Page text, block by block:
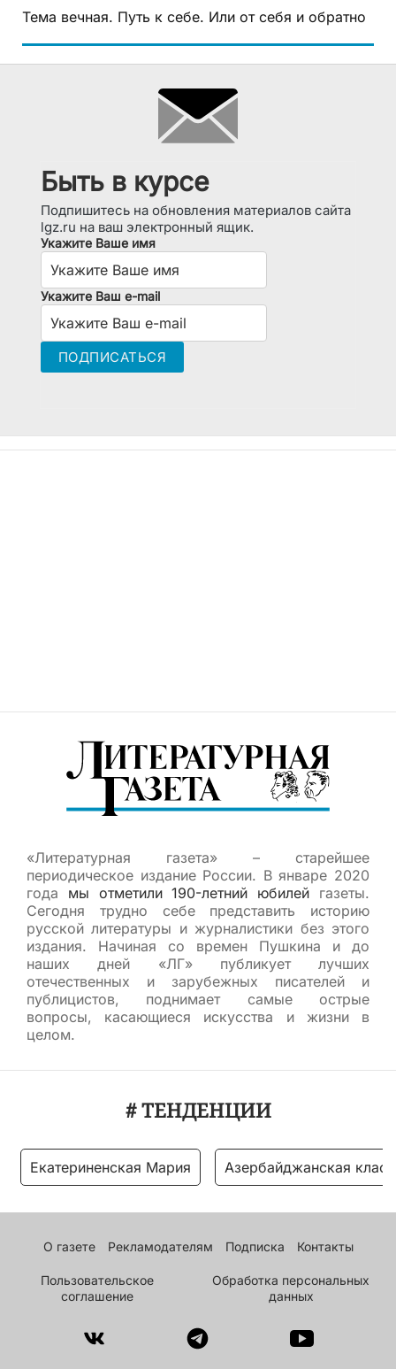
Тема вечная. Путь к себе. Или от себя и обратно
Быть в курсе
Подпишитесь на обновления материалов сайта
lgz.ru на ваш электронный ящик.
Укажите Ваше имя
Укажите Ваш e-mail
«Литературная газета» – старейшее
периодическое издание России. В январе 2020
года мы отметили 190-летний юбилей газеты.
Сегодня трудно себе представить историю
русской литературы и журналистики без этого
издания. Начиная со времен Пушкина и до
наших дней «ЛГ» публикует лучших
отечественных и зарубежных писателей и
публицистов, поднимает самые острые
вопросы, касающиеся искусства и жизни в
целом.
# ТЕНДЕНЦИИ
Екатериненская Мария Азербайджанская
О газете Рекламодателям Подписка Контакты
Пользовательское
соглашение
Обработка персональных
данных